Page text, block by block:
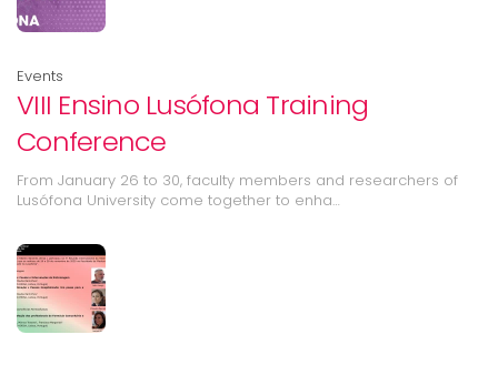
Events
VIII Ensino Lusófona Training
Conference
From January 26 to 30, faculty members and researchers of
Lusófona University come together to enha…